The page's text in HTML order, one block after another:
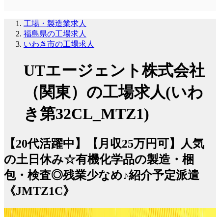
工場・製造業求人
福島県の工場求人
いわき市の工場求人
UTエージェント株式会社
（関東）の工場求人(いわ
き第32CL_MTZ1)
【20代活躍中】【月収25万円可】人気
の土日休み☆有機化学品の製造・梱
包・検査◎残業少なめ♪紹介予定派遣
《JMTZ1C》